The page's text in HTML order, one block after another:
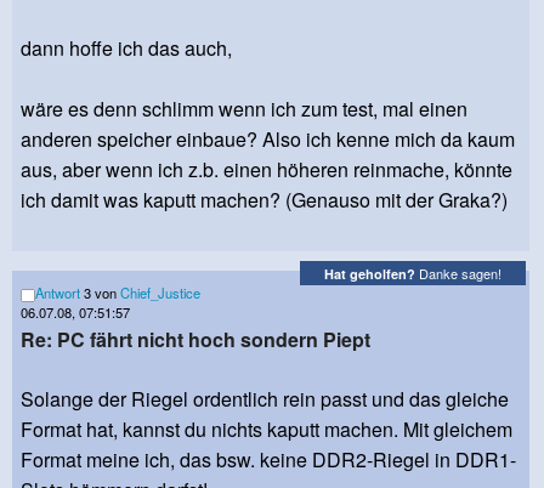
dann hoffe ich das auch,
wäre es denn schlimm wenn ich zum test, mal einen
anderen speicher einbaue? Also ich kenne mich da kaum
aus, aber wenn ich z.b. einen höheren reinmache, könnte
ich damit was kaputt machen? (Genauso mit der Graka?)
Hat geholfen? Danke sagen!
Antwort3 vonChief_Justice
06.07.08, 07:51:57
Re: PC fährt nicht hoch sondern Piept
Solange der Riegel ordentlich rein passt und das gleiche
Format hat, kannst du nichts kaputt machen. Mit gleichem
Format meine ich, das bsw. keine DDR2-Riegel in DDR1-